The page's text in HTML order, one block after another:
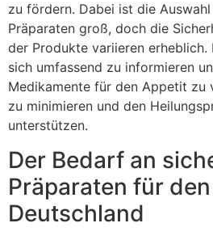
zu fördern. Dabei ist die
Präparaten groß, doch die
der Produkte variieren erheblich.
sich umfassend zu informieren
Medikamente für den Appetit zu
zu minimieren und den
unterstützen.
Der Bedarf an
Präparaten für
Deutschland